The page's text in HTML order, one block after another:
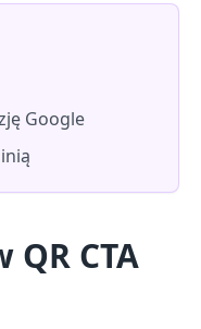
Google
QR CTA